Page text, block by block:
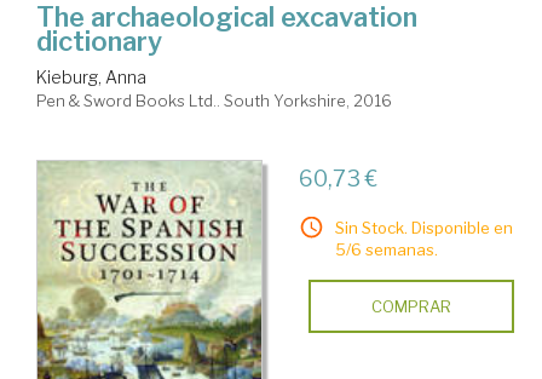
The archaeological excavation
dictionary
Kieburg, Anna
Pen & Sword Books Ltd.. South Yorkshire, 2016
60,73 €
Sin Stock. Disponible en
5/6 semanas.
COMPRAR